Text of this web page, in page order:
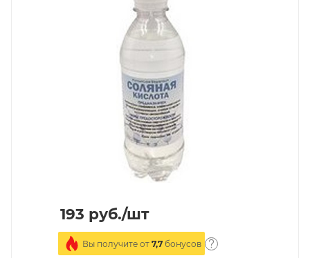
193 руб./шт
Вы получите от 7,7 бонусов